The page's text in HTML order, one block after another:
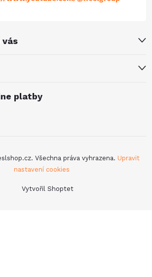
vás
platby
Vytvořil Shoptet
. Všechna práva vyhrazena. Upravit
nastavení cookies